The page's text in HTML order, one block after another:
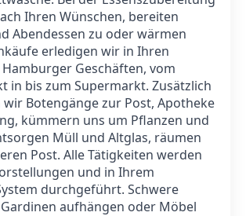
Ihren Wünschen, bereiten
Abendessen zu oder wärmen
erledigen wir in Ihren
Geschäften, vom
in bis zum Supermarkt. Zusätzlich
Botengänge zur Post, Apotheke
kümmern uns um Pflanzen und
Müll und Altglas, räumen
Post. Alle Tätigkeiten werden
und in Ihrem
durchgeführt. Schwere
aufhängen oder Möbel